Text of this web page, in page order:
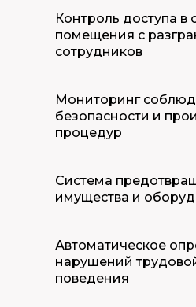
Контроль доступа в
помещения с
сотрудников
Мониторинг
безопасности и
процедур
Система
имущества и
Автоматическое
нарушений
поведения